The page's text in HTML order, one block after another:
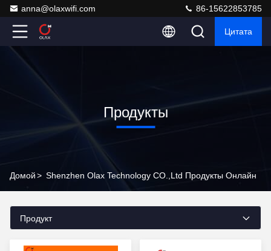
anna@olaxwifi.com 86-15622853785
Цитата
Продукты
Домой> Shenzhen Olax Technology CO.,Ltd Продукты Онлайн
Продукт